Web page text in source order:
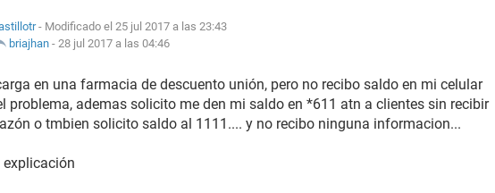
- Modificado el 25 jul 2017 a las 23:43
briajhan - 28 jul 2017 a las 04:46
en una farmacia de descuento unión, pero no recibo saldo en mi celular
problema, ademas solicito me den mi saldo en *611 atn a clientes sin recibir
o tmbien solicito saldo al 1111.... y no recibo ninguna informacion...
explicación